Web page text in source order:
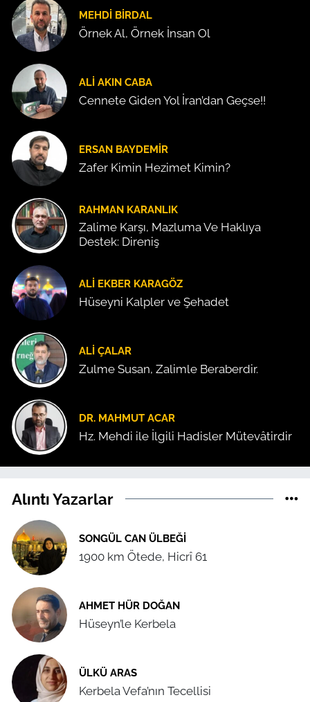
MEHDI BIRDAL
Örnek Al, Örnek İnsan Ol
ALI AKIN CABA
Cennete Giden Yol İran’dan Geçse!!
ERSAN BAYDEMIR
Zafer Kimin Hezimet Kimin?
RAHMAN KARANLIK
Zalime Karşı, Mazluma Ve Haklıya
Destek: Direniş
ALI EKBER KARAGÖZ
Hüseyni Kalpler ve Şehadet
ALI ÇALAR
Zulme Susan, Zalimle Beraberdir.
DR. MAHMUT ACAR
Hz. Mehdi ile İlgili Hadisler Mütevâtirdir
Alıntı Yazarlar
SONGÜL CAN ÜLBEĞI
1900 km Ötede, Hicrî 61
AHMET HÜR DOĞAN
Hüseyn’le Kerbela
ÜLKÜ ARAS
Kerbela Vefa’nın Tecellisi